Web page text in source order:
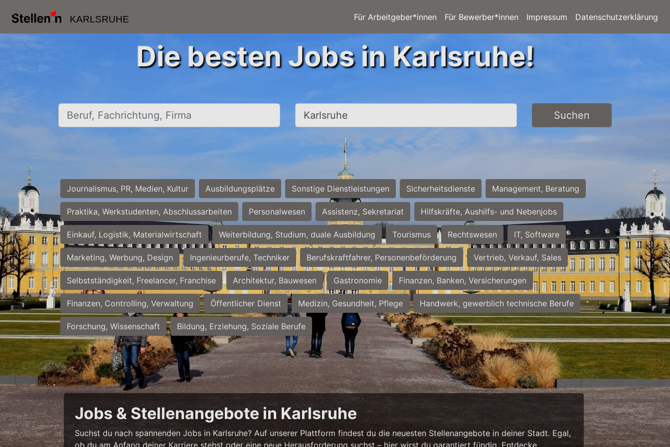
KARLSRUHE Für Arbeitgeber*innen Für Bewerber*innen Impressum Datenschutzerklärung
Die besten Jobs in Karlsruhe!
Beruf, Fachrichtung, Firma Ort, Stadt Suchen
Journalismus, PR, Medien, Kultur Ausbildungsplätze Sonstige Dienstleistungen Sicherheitsdienste Management, Beratung
Praktika, Werkstudenten, Abschlussarbeiten Personalwesen Assistenz, Sekretariat Hilfskräfte, Aushilfs- und Nebenjobs
Einkauf, Logistik, Materialwirtschaft Weiterbildung, Studium, duale Ausbildung Tourismus Rechtswesen IT, Software
Marketing, Werbung, Design Ingenieurberufe, Techniker Berufskraftfahrer, Personenbeförderung Vertrieb, Verkauf, Sales
Selbstständigkeit, Freelancer, Franchise Architektur, Bauwesen Gastronomie Finanzen, Banken, Versicherungen
Finanzen, Controlling, Verwaltung Öffentlicher Dienst Medizin, Gesundheit, Pflege Handwerk, gewerblich technische Berufe
Forschung, Wissenschaft Bildung, Erziehung, Soziale Berufe
Jobs & Stellenangebote in Karlsruhe
Suchst du nach spannenden Jobs in Karlsruhe? Auf unserer Plattform findest du die neuesten Stellenangebote in deiner Stadt. Egal,